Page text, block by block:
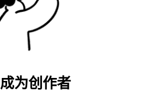
成为创作者